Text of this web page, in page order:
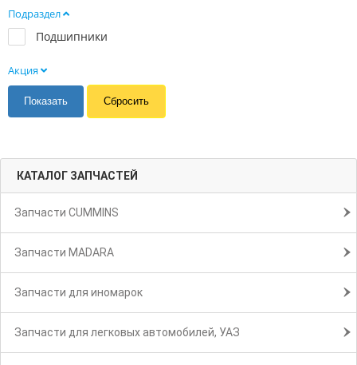
Подраздел
Подшипники
Акция
КАТАЛОГ ЗАПЧАСТЕЙ
Запчасти CUMMINS
Запчасти MADARA
Запчасти для иномарок
Запчасти для легковых автомобилей, УАЗ